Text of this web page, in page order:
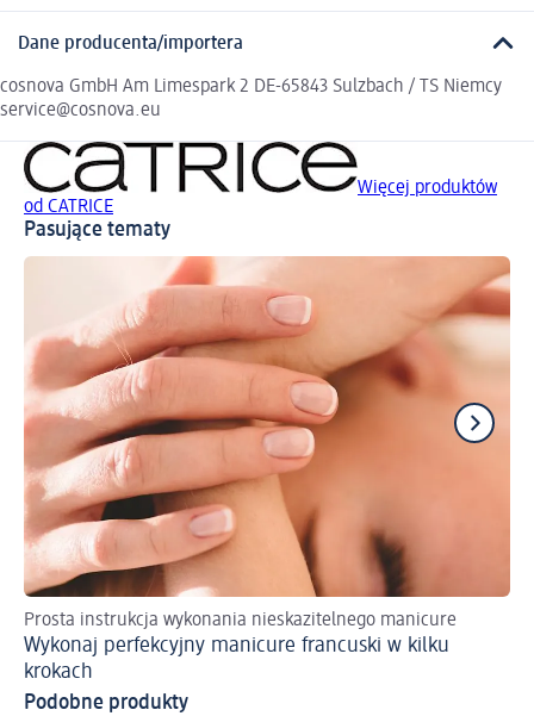
Dane producenta/importera
cosnova GmbH Am Limespark 2 DE-65843 Sulzbach / TS Niemcy
service@cosnova.eu
Więcej produktów
od CATRICE
Pasujące tematy
Prosta instrukcja wykonania nieskazitelnego manicure
Wykonaj perfekcyjny manicure francuski w kilku
krokach
Podobne produkty